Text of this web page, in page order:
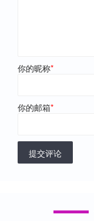
你的昵称*
你的邮箱*
提交评论